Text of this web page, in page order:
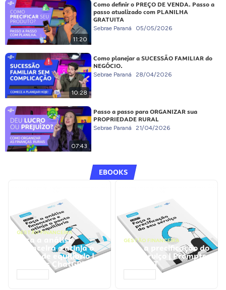
11:20
Como definir o PREÇO DE VENDA. Passo a
passo atualizado com PLANILHA
GRATUITA
Sebrae Paraná 05/05/2026
10:28
Como planejar a SUCESSÃO FAMILIAR do
NEGÓCIO.
Sebrae Paraná 28/04/2026
07:43
Passo a passo para ORGANIZAR sua
PROPRIEDADE RURAL
Sebrae Paraná 21/04/2026
EBOOKS
GESTÃO FINANCEIRA
Faça a análise
financeira e atinja o
ponto de equilíbrio |
Prompts ChatGPT
GESTÃO FINANCEIRA
Faça a precificação do
seu serviço | Prompts
ChatGPT